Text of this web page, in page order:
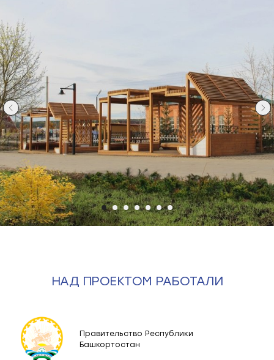
НАД ПРОЕКТОМ РАБОТАЛИ
Правительство Республики
Башкортостан